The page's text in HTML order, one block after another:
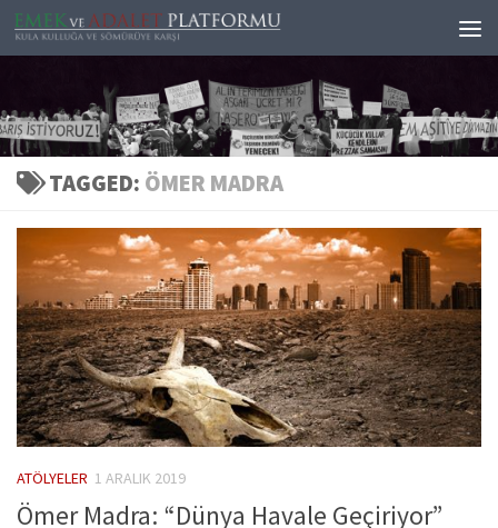
Skip to content
TAGGED: ÖMER MADRA
ATÖLYELER 1 ARALIK 2019
Ömer Madra: “Dünya Havale Geçiriyor”